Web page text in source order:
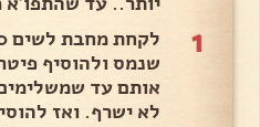
1
שנמס ולהוסיף
אותם עד
לא ישרף. ואז